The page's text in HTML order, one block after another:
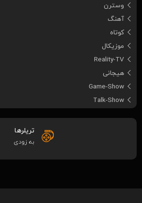
وسترن
آهنگ
کوتاه
موزیکال
Reality-TV
هیجانی
Game-Show
Talk-Show
تریلرها
به زودی